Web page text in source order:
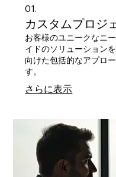
01.
カスタムプロジ
お客様のユニークなニ
イドのソリューション
向けた包括的なアプロ
す。
さらに表示